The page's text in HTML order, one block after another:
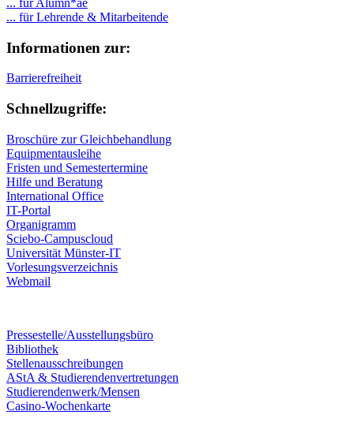
... für Lehrende & Mitarbeitende
Informationen zur:
Barrierefreiheit
Schnellzugriffe:
Broschüre zur Gleichbehandlung
Equipmentausleihe
Fristen und Semestertermine
Hilfe und Beratung
International Office
IT-Portal
Organigramm
Sciebo-Campuscloud
Universität Münster-IT
Vorlesungsverzeichnis
Webmail
Pressestelle/Ausstellungsbüro
Bibliothek
Stellenausschreibungen
AStA & Studierendenvertretungen
Studierendenwerk/Mensen
Casino-Wochenkarte